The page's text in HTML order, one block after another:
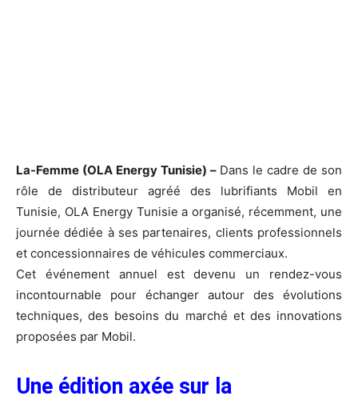
La-Femme (OLA Energy Tunisie) – Dans le cadre de son
rôle de distributeur agréé des lubrifiants Mobil en
Tunisie, OLA Energy Tunisie a organisé, récemment, une
journée dédiée à ses partenaires, clients professionnels
et concessionnaires de véhicules commerciaux.
Cet événement annuel est devenu un rendez-vous
incontournable pour échanger autour des évolutions
techniques, des besoins du marché et des innovations
proposées par Mobil.
Une édition axée sur la